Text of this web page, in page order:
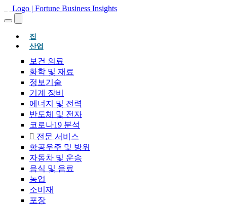
집(현재의)
산업
보건 의료
화학 및 재료
정보기술
기계 장비
에너지 및 전력
반도체 및 전자
코로나19 분석
전문 서비스
항공우주 및 방위
자동차 및 운송
음식 및 음료
농업
소비재
포장